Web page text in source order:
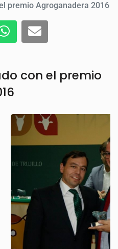
premio Agroganadera 2016
con el premio